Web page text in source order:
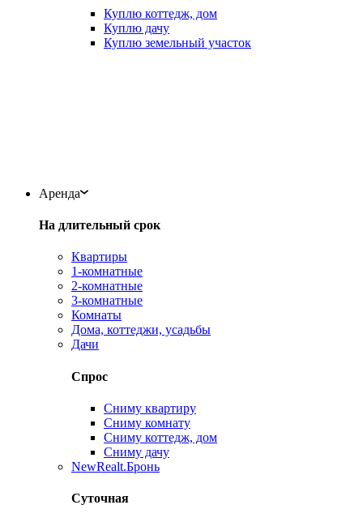
Куплю коттедж, дом
Куплю дачу
Куплю земельный участок
Аренда
На длительный срок
Квартиры
1-комнатные
2-комнатные
3-комнатные
Комнаты
Дома, коттеджи, усадьбы
Дачи
Спрос
Сниму квартиру
Сниму комнату
Сниму коттедж, дом
Сниму дачу
NewRealt.Бронь
Суточная